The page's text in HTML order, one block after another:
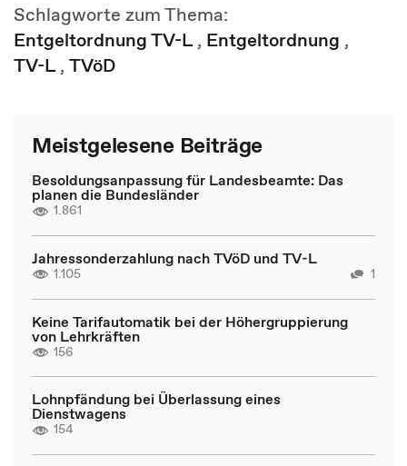
Schlagworte zum Thema:
Entgeltordnung TV-L, Entgeltordnung ,
TV-L, TVöD
Meistgelesene Beiträge
Besoldungsanpassung für Landesbeamte: Das
planen die Bundesländer
1.861
Jahressonderzahlung nach TVöD und TV-L
1.105 1
Keine Tarifautomatik bei der Höhergruppierung
von Lehrkräften
156
Lohnpfändung bei Überlassung eines
Dienstwagens
154